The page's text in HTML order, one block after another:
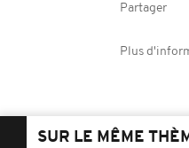
Partager
Plus
SUR LE MÊME